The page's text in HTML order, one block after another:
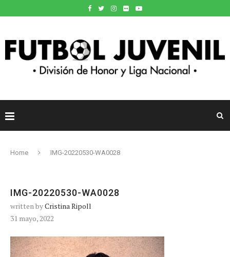
Home IMG-20220530-WA0028
IMG-20220530-WA0028
written byCristina Ripoll
31 mayo, 2022